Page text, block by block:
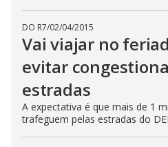
DO R7/02/04/2015
Vai viajar no
evitar
estradas
A expectativa é que mais de 1
trafeguem pelas estradas do